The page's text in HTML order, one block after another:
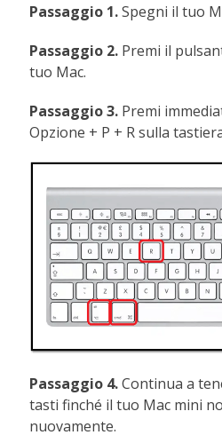
Passaggio 1.Spegni il tuo
Passaggio 2. Premi il
tuo Mac.
Passaggio 3. Premi
Opzione + P + R sulla
Passaggio 4.Continua a
tasti finché il tuo Mac mini
nuovamente.